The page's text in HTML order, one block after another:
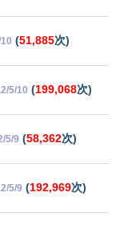
(51,885次)
5/10 (199,068次)
5/9 (58,362次)
5/9 (192,969次)